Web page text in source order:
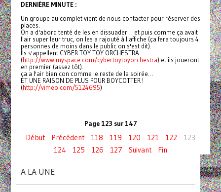
DERNIÈRE MINUTE :
Un groupe au complet vient de nous contacter pour réserver des
places.
On a d'abord tenté de les en dissuader… et puis comme ça avait
l'air super leur truc, on les a rajouté à l'affiche (ça fera toujours 4
personnes de moins dans le public on s'est dit).
Ils s'appellent CYBER TOY TOY ORCHESTRA
(http://www.myspace.com/cybertoytoyorchestra) et ils joueront
en premier (assez tôt).
ça a l'air bien con comme le reste de la soirée…
ET UNE RAISON DE PLUS POUR BOYCOTTER !
(http://vimeo.com/5124695)
Page 123 sur 147
Début Précédent 118 119 120 121 122
123
124
125 126 127 Suivant Fin
A LA UNE